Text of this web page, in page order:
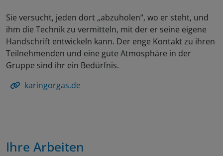
Sie versucht, jeden dort „abzuholen“, wo er steht, und
ihm die Technik zu vermitteln, mit der er seine eigene
Handschrift entwickeln kann. Der enge Kontakt zu ihren
Teilnehmenden und eine gute Atmosphäre in der
Gruppe sind ihr ein Bedürfnis.
karingorgas.de
Ihre Arbeiten